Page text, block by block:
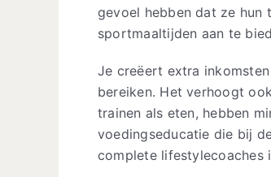
gevoel hebben dat ze hun
sportmaaltijden aan te
Je creëert extra
bereiken. Het verhoogt
trainen als eten, hebben
voedingseducatie die bij
complete lifestylecoaches